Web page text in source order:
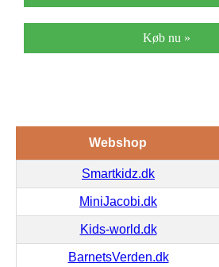
Køb nu »
Webshop
Smartkidz.dk
MiniJacobi.dk
Kids-world.dk
BarnetsVerden.dk